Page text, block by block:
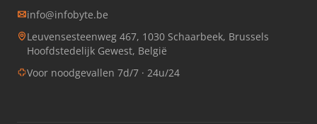
info@infobyte.be
Leuvensesteenweg 467, 1030 Schaarbeek, Brussels
Hoofdstedelijk Gewest, België
Voor noodgevallen 7d/7 · 24u/24